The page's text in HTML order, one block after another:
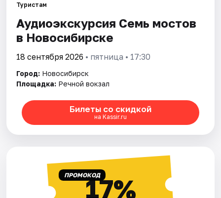
Туристам
Аудиоэкскурсия Семь мостов
в Новосибирске
18 сентября 2026 • пятница • 17:30
Город: Новосибирск
Площадка: Речной вокзал
Билеты со скидкой
на Kassir.ru
ПРОМОКОД17%